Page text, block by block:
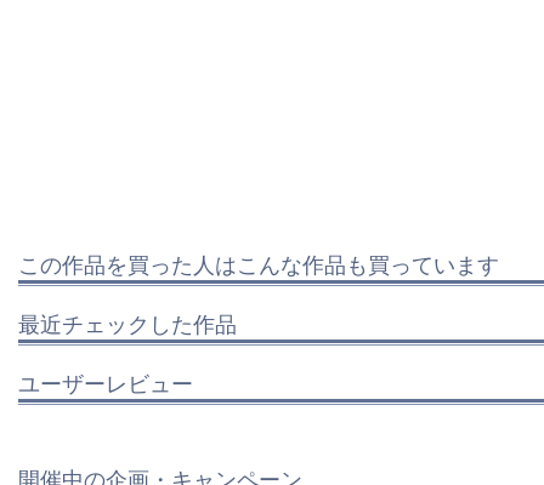
この作品を買った人はこんな作品も買っています
最近チェックした作品
ユーザーレビュー
開催中の企画・キャンペーン